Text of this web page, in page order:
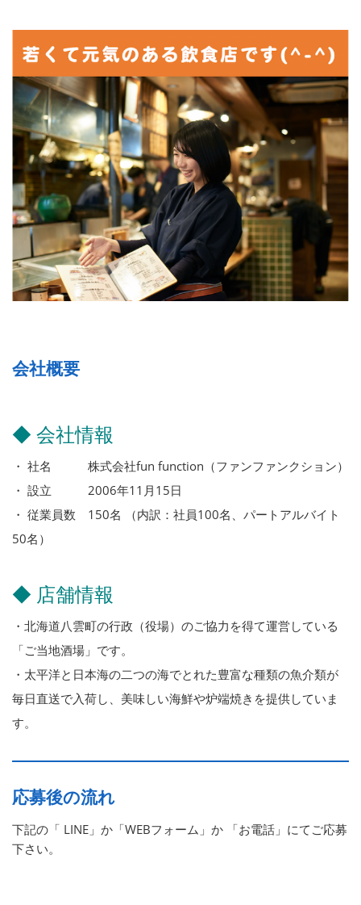
会社概要
◆ 会社情報
・ 社名 株式会社fun function（ファンファンクション）
・ 設立 2006年11月15日
・ 従業員数 150名 （内訳：社員100名、パートアルバイト
50名）
◆ 店舗情報
・北海道八雲町の行政（役場）のご協力を得て運営している
「ご当地酒場」です。
・太平洋と日本海の二つの海でとれた豊富な種類の魚介類が
毎日直送で入荷し、美味しい海鮮や炉端焼きを提供していま
す。
応募後の流れ
下記の「 LINE」か「WEBフォーム」か 「お電話」にてご応募
下さい。